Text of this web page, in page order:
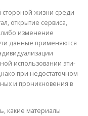
жизни среди
открытие сервиса,
изменение
данные применяются
использовании эти-
при недостаточном
и проникновения в
какие материалы